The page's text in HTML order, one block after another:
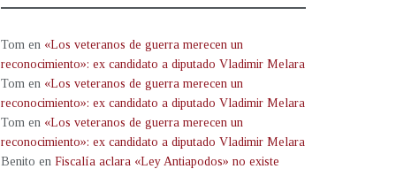
Tom en «Los veteranos de guerra merecen un
reconocimiento»: ex candidato a diputado Vladimir Melara
Tom en «Los veteranos de guerra merecen un
reconocimiento»: ex candidato a diputado Vladimir Melara
Tom en «Los veteranos de guerra merecen un
reconocimiento»: ex candidato a diputado Vladimir Melara
Benito en Fiscalía aclara «Ley Antiapodos» no existe